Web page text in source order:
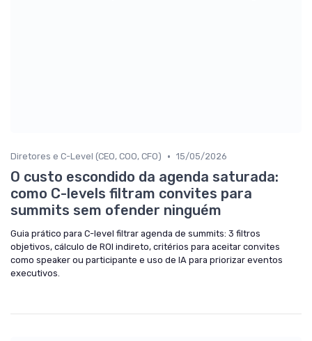
Diretores e C-Level (CEO, COO, CFO) • 15/05/2026
O custo escondido da agenda saturada:
como C-levels filtram convites para
summits sem ofender ninguém
Guia prático para C-level filtrar agenda de summits: 3 filtros
objetivos, cálculo de ROI indireto, critérios para aceitar convites
como speaker ou participante e uso de IA para priorizar eventos
executivos.